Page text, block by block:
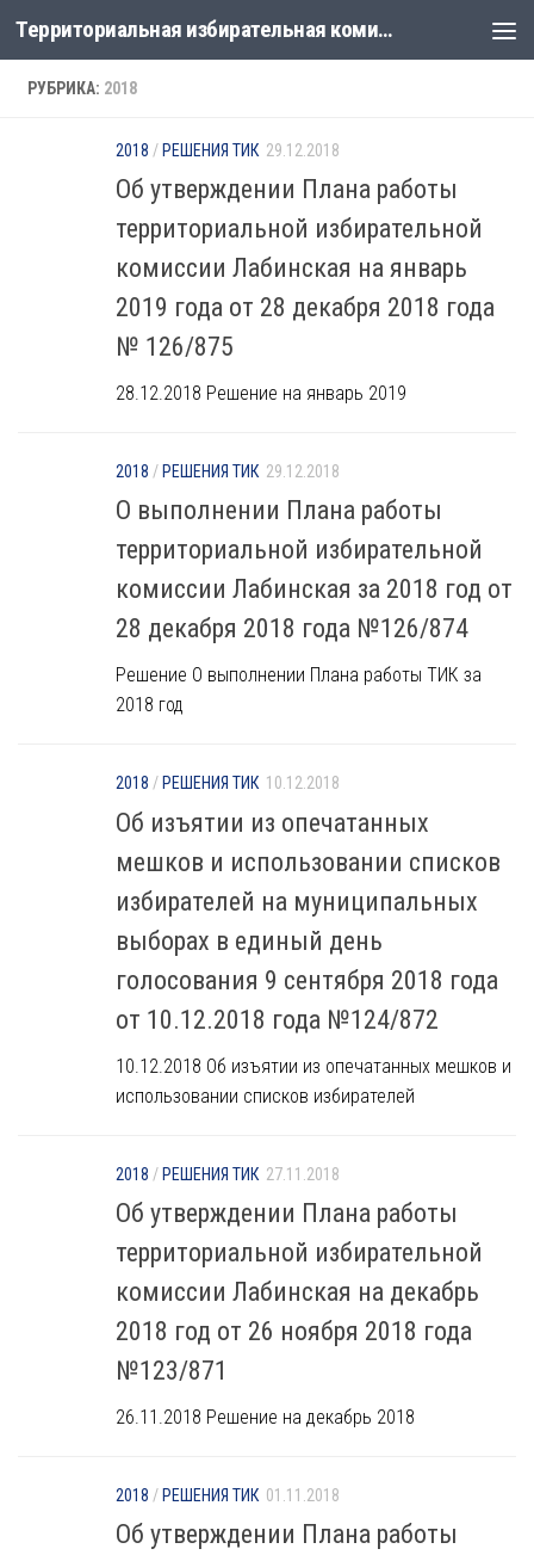
Перейти к содержимому Территориальная избирательная комиссия Лабинская
РУБРИКА: 2018
2018 / РЕШЕНИЯ ТИК 29.12.2018
Об утверждении Плана работы
территориальной избирательной
комиссии Лабинская на январь
2019 года от 28 декабря 2018 года
№ 126/875
28.12.2018 Решение на январь 2019
2018 / РЕШЕНИЯ ТИК 29.12.2018
О выполнении Плана работы
территориальной избирательной
комиссии Лабинская за 2018 год от
28 декабря 2018 года №126/874
Решение О выполнении Плана работы ТИК за
2018 год
2018 / РЕШЕНИЯ ТИК 10.12.2018
Об изъятии из опечатанных
мешков и использовании списков
избирателей на муниципальных
выборах в единый день
голосования 9 сентября 2018 года
от 10.12.2018 года №124/872
10.12.2018 Об изъятии из опечатанных мешков и
использовании списков избирателей
2018 /РЕШЕНИЯ ТИК 27.11.2018
Об утверждении Плана работы
территориальной избирательной
комиссии Лабинская на декабрь
2018 год от 26 ноября 2018 года
№123/871
26.11.2018 Решение на декабрь 2018
2018 / РЕШЕНИЯ ТИК 01.11.2018
Об утверждении Плана работы